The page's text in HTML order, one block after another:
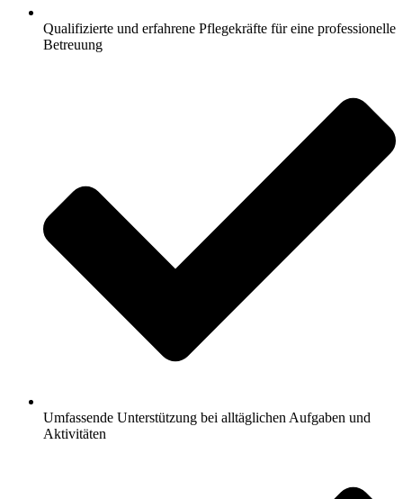
Qualifizierte und erfahrene Pflegekräfte für eine professionelle
Betreuung
Umfassende Unterstützung bei alltäglichen Aufgaben und
Aktivitäten